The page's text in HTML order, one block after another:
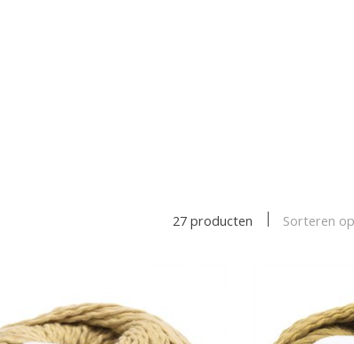
27 producten Sorteren op